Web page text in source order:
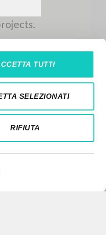
TUTTI
SELEZIONATI
RIFIUTA